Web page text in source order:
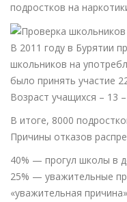
подростков на
В 2011 году в Бурятии
школьников на
было принять участие
Возраст учащихся – 13
В итоге, 8000
Причины отказов
40% — прогул школы в
25% — уважительные
«уважительная